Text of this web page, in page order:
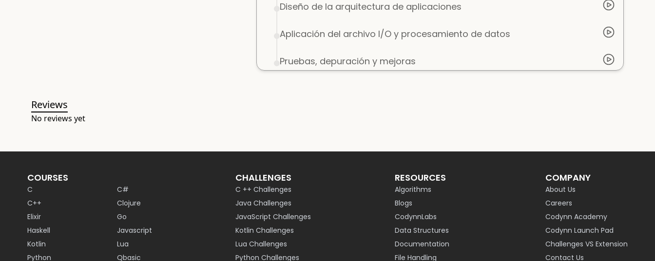
Diseño de la arquitectura de aplicaciones
Aplicación del archivo I/O y procesamiento de datos
Pruebas, depuración y mejoras
Reviews
No reviews yet
COURSES
C
C#
C++
Clojure
Elixir
Go
Haskell
Javascript
Kotlin
Lua
Python
Qbasic
CHALLENGES
C ++ Challenges
Java Challenges
JavaScript Challenges
Kotlin Challenges
Lua Challenges
Python Challenges
RESOURCES
Algorithms
Blogs
CodynnLabs
Data Structures
Documentation
File Handling
COMPANY
About Us
Careers
Codynn Academy
Codynn Launch Pad
Challenges VS Extension
Contact Us